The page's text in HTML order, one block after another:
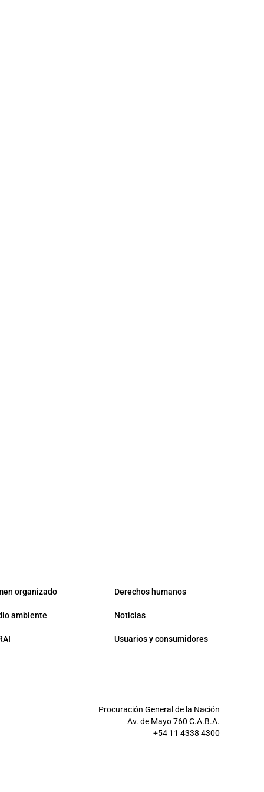
organizado Derechos humanos
ambiente Noticias
Usuarios y consumidores
Procuración General de la Nación
Av. de Mayo 760 C.A.B.A.
+54 11 4338 4300